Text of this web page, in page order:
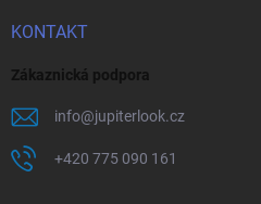
KONTAKT
Zákaznická podpora
info@jupiterlook.cz
+420 775 090 161